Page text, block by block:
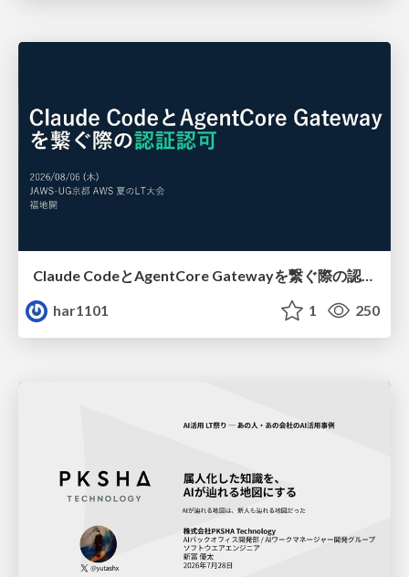
Claude CodeとAgentCore Gatewayを繋ぐ際の認証認可 / Authentication and authorization when connecting Claude Code with AgentCore Gateway
har1101
1 250